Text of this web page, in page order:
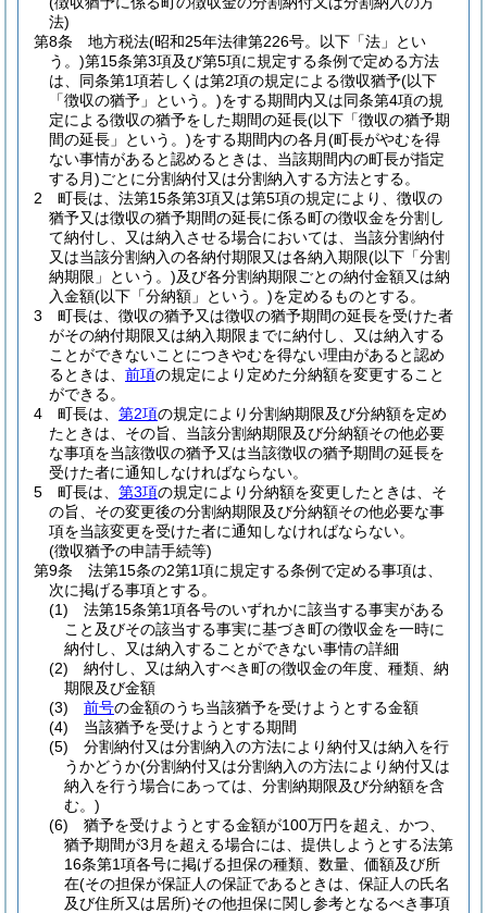
法)
第8条
地方税法(昭和25年法律第226号。以下「法」とい
う。)第15条第3項及び第5項に規定する条例で定める方法
は、同条第1項若しくは第2項の規定による徴収猶予(以下
「徴収の猶予」という。)をする期間内又は同条第4項の規
定による徴収の猶予をした期間の延長(以下「徴収の猶予期
間の延長」という。)をする期間内の各月(町長がやむを得
ない事情があると認めるときは、当該期間内の町長が指定
する月)ごとに分割納付又は分割納入する方法とする。
2
町長は、法第15条第3項又は第5項の規定により、徴収の
猶予又は徴収の猶予期間の延長に係る町の徴収金を分割し
て納付し、又は納入させる場合においては、当該分割納付
又は当該分割納入の各納付期限又は各納入期限(以下「分割
納期限」という。)及び各分割納期限ごとの納付金額又は納
入金額(以下「分納額」という。)を定めるものとする。
3
町長は、徴収の猶予又は徴収の猶予期間の延長を受けた者
がその納付期限又は納入期限までに納付し、又は納入する
ことができないことにつきやむを得ない理由があると認め
るときは、 前項の規定により定めた分納額を変更すること
ができる。
4
町長は、 第2項の規定により分割納期限及び分納額を定め
たときは、その旨、当該分割納期限及び分納額その他必要
な事項を当該徴収の猶予又は当該徴収の猶予期間の延長を
受けた者に通知しなければならない。
5
町長は、 第3項の規定により分納額を変更したときは、そ
の旨、その変更後の分割納期限及び分納額その他必要な事
項を当該変更を受けた者に通知しなければならない。
(徴収猶予の申請手続等)
第9条
法第15条の2第1項に規定する条例で定める事項は、
次に掲げる事項とする。
(1)
法第15条第1項各号のいずれかに該当する事実がある
こと及びその該当する事実に基づき町の徴収金を一時に
納付し、又は納入することができない事情の詳細
(2)
納付し、又は納入すべき町の徴収金の年度、種類、納
期限及び金額
(3)
前号の金額のうち当該猶予を受けようとする金額
(4)
当該猶予を受けようとする期間
(5)
分割納付又は分割納入の方法により納付又は納入を行
うかどうか(分割納付又は分割納入の方法により納付又は
納入を行う場合にあっては、分割納期限及び分納額を含
む。)
(6)
猶予を受けようとする金額が100万円を超え、かつ、
猶予期間が3月を超える場合には、提供しようとする法第
16条第1項各号に掲げる担保の種類、数量、価額及び所
在(その担保が保証人の保証であるときは、保証人の氏名
及び住所又は居所)その他担保に関し参考となるべき事項